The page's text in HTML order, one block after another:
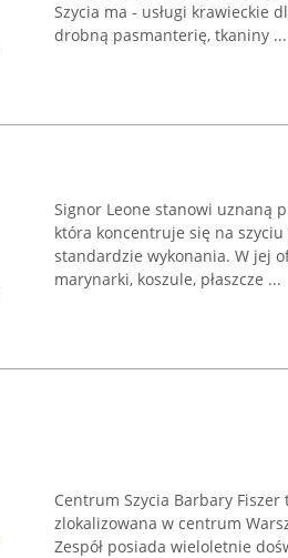
Szycia ma - usługi krawieckie
drobną pasmanterię, tkaniny ...
Signor Leone stanowi uznaną
która koncentruje się na
standardzie wykonania. W jej
marynarki, koszule, płaszcze ...
Centrum Szycia Barbary
zlokalizowana w centrum
Zespół posiada wieloletnie